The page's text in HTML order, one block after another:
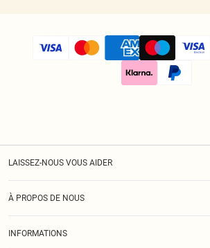
LAISSEZ-NOUS VOUS AIDER
À PROPOS DE NOUS
INFORMATIONS